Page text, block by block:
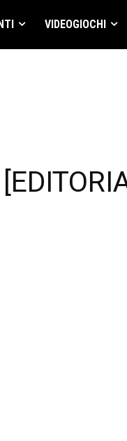
VIDEOGIOCHI